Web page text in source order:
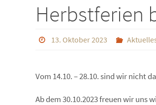
Herbstferien
13. Oktober 2023
Vom 14.10. – 28.10. sind wir nicht da
Ab dem 30.10.2023 freuen wir uns